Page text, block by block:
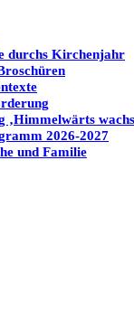
durchs Kirchenjahr
‚Himmelwärts
2026-2027
und Familie